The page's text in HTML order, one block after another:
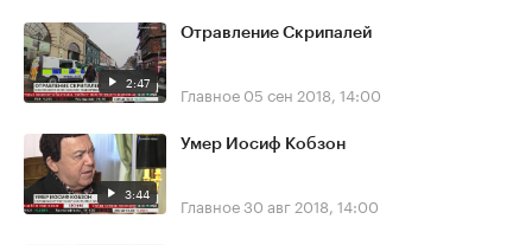
2:47
Отравление Скрипалей
Главное 05 сен 2018, 14:00
3:44
Умер Иосиф Кобзон
Главное30 авг 2018, 14:00